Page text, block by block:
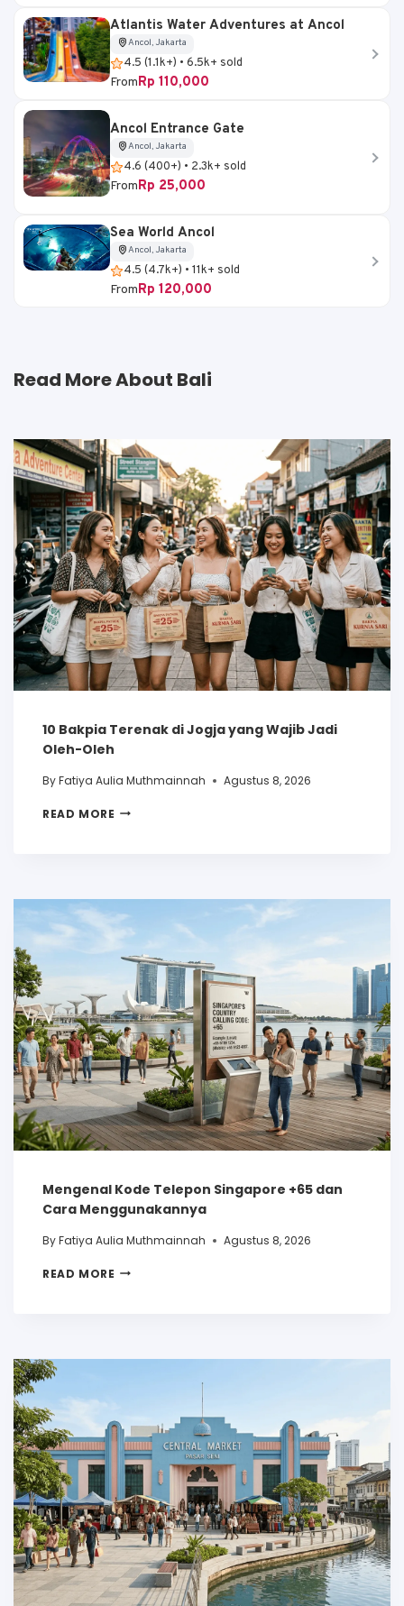
Atlantis Water Adventures at Ancol
Ancol, Jakarta
4.5 (1.1k+) • 6.5k+ sold
FromRp 110,000
Ancol Entrance Gate
Ancol, Jakarta
4.6 (400+) • 2.3k+ sold
FromRp 25,000
Sea World Ancol
Ancol, Jakarta
4.5 (4.7k+) • 11k+ sold
FromRp 120,000
Read More About Bali
10 Bakpia Terenak di Jogja yang Wajib Jadi
Oleh-Oleh
ByFatiya Aulia Muthmainnah Agustus 8, 2026
READ MORE
Mengenal Kode Telepon Singapore +65 dan
Cara Menggunakannya
ByFatiya Aulia Muthmainnah Agustus 8, 2026
READ MORE